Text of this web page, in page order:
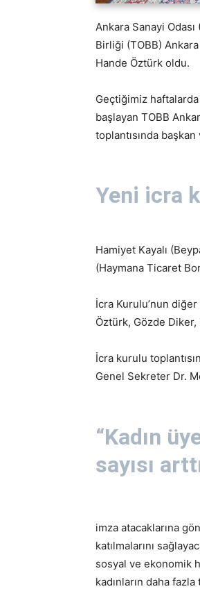
Ankara Sanayi
Birliği (TOBB)
Hande Öztürk oldu.
Geçtiğimiz
başlayan TOBB
toplantısında
Yeni icra
Hamiyet Kayalı
(Haymana Ticaret
İcra Kurulu’nun
Öztürk, Gözde
İcra kurulu
Genel Sekreter Dr.
“Kadın
sayısı
imza atacaklarına
katılmalarını
sosyal ve ekonomik
kadınların daha